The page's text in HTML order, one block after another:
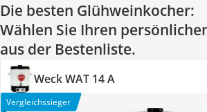
Die besten Glühweinkocher:
Wählen Sie Ihren
aus der Bestenliste.
Weck WAT 14 A
Vergleichssieger